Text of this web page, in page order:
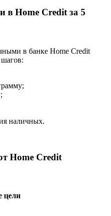
в Home Credit за 5
в банке Home Credit
наличных.
Home Credit
цели